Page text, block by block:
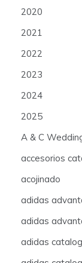
2020
2021
2022
2023
2024
2025
A & C
accesorios
acojinado
adidas
adidas
adidas